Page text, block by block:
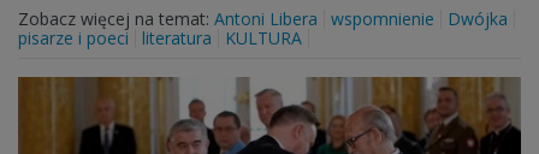
Zobacz więcej na temat: Antoni Libera wspomnienie
Dwójka
pisarze i poeci
literatura KULTURA